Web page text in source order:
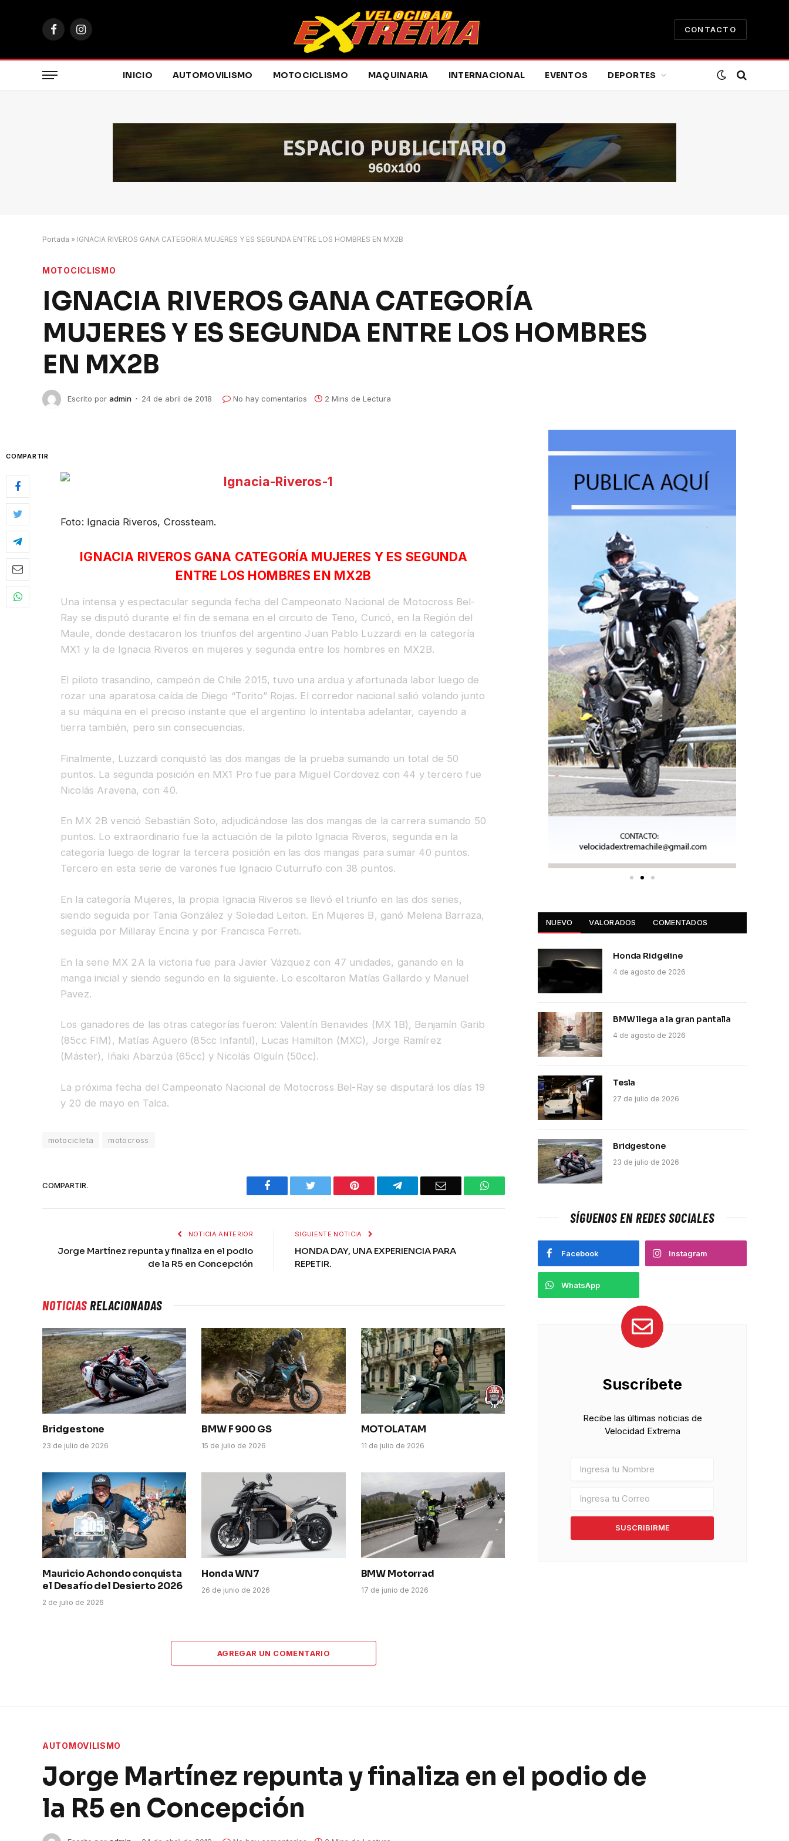
FacebookInstagram
CONTACTO
INICIO AUTOMOVILISMO MOTOCICLISMO MAQUINARIA INTERNACIONAL EVENTOS DEPORTES
Portada » IGNACIA RIVEROS GANA CATEGORÍA MUJERES Y ES SEGUNDA ENTRE LOS HOMBRES EN MX2B
MOTOCICLISMO
IGNACIA RIVEROS GANA CATEGORÍA
MUJERES Y ES SEGUNDA ENTRE LOS HOMBRES
EN MX2B
Escrito por admin 24 de abril de 2018 No hay comentarios 2 Mins de Lectura
COMPARTIR
Foto: Ignacia Riveros, Crossteam.
IGNACIA RIVEROS GANA CATEGORÍA MUJERES Y ES SEGUNDA
ENTRE LOS HOMBRES EN MX2B
Una intensa y espectacular segunda fecha del Campeonato Nacional de Motocross Bel-
Ray se disputó durante el fin de semana en el circuito de Teno, Curicó, en la Región del
Maule, donde destacaron los triunfos del argentino Juan Pablo Luzzardi en la categoría
MX1 y la de Ignacia Riveros en mujeres y segunda entre los hombres en MX2B.
El piloto trasandino, campeón de Chile 2015, tuvo una ardua y afortunada labor luego de
rozar una aparatosa caída de Diego “Torito” Rojas. El corredor nacional salió volando junto
a su máquina en el preciso instante que el argentino lo intentaba adelantar, cayendo a
tierra también, pero sin consecuencias.
Finalmente, Luzzardi conquistó las dos mangas de la prueba sumando un total de 50
puntos. La segunda posición en MX1 Pro fue para Miguel Cordovez con 44 y tercero fue
Nicolás Aravena, con 40.
En MX 2B venció Sebastián Soto, adjudicándose las dos mangas de la carrera sumando 50
puntos. Lo extraordinario fue la actuación de la piloto Ignacia Riveros, segunda en la
categoría luego de lograr la tercera posición en las dos mangas para sumar 40 puntos.
Tercero en esta serie de varones fue Ignacio Cuturrufo con 38 puntos.
En la categoría Mujeres, la propia Ignacia Riveros se llevó el triunfo en las dos series,
siendo seguida por Tania González y Soledad Leiton. En Mujeres B, ganó Melena Barraza,
seguida por Millaray Encina y por Francisca Ferreti.
En la serie MX 2A la victoria fue para Javier Vázquez con 47 unidades, ganando en la
manga inicial y siendo segundo en la siguiente. Lo escoltaron Matías Gallardo y Manuel
Pavez.
Los ganadores de las otras categorías fueron: Valentín Benavides (MX 1B), Benjamín Garib
(85cc FIM), Matías Agüero (85cc Infantil), Lucas Hamilton (MXC), Jorge Ramírez
(Máster), Iñaki Abarzúa (65cc) y Nicolás Olguín (50cc).
La próxima fecha del Campeonato Nacional de Motocross Bel-Ray se disputará los días 19
y 20 de mayo en Talca.
motocicleta motocross
COMPARTIR. Facebook Twitter Pinterest Telegram Email WhatsApp
NOTICIA ANTERIOR
Jorge Martínez repunta y finaliza en el podio
de la R5 en Concepción
SIGUIENTE NOTICIA
HONDA DAY, UNA EXPERIENCIA PARA
REPETIR.
NOTICIASRELACIONADAS
Bridgestone
23 de julio de 2026
BMW F 900 GS
15 de julio de 2026
MOTOLATAM
11 de julio de 2026
Mauricio Achondo conquista
el Desafío del Desierto 2026
2 de julio de 2026
Honda WN7
26 de junio de 2026
BMW Motorrad
17 de junio de 2026
AGREGAR UN COMENTARIO
NUEVO VALORADOS COMENTADOS
Honda Ridgeline
4 de agosto de 2026
BMW llega a la gran pantalla
4 de agosto de 2026
Tesla
27 de julio de 2026
Bridgestone
23 de julio de 2026
SÍGUENOS EN REDES SOCIALES
Facebook Instagram
WhatsApp
Suscríbete
Recibe las últimas noticias de
Velocidad Extrema
SUSCRIBIRME
AUTOMOVILISMO
Jorge Martínez repunta y finaliza en el podio de
la R5 en Concepción